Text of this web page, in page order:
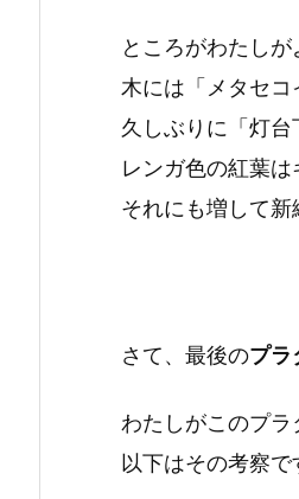
ところがわたし
木には「メタセコ
久しぶりに「灯台
レンガ色の紅葉は
それにも増して新
さて、最後のプラ
わたしがこのプ
以下はその考察で